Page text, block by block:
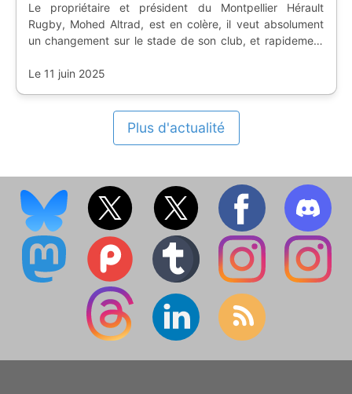
Le propriétaire et président du Montpellier Hérault
Rugby, Mohed Altrad, est en colère, il veut absolument
un changement sur le stade de son club, et rapidement
Le 11 juin 2025
Plus d'actualité